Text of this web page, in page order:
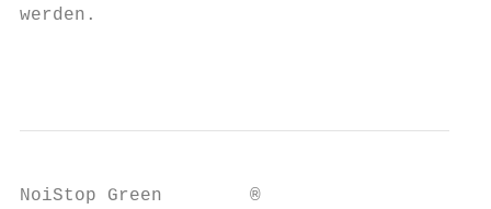
werden.
NoiStop Green        ®